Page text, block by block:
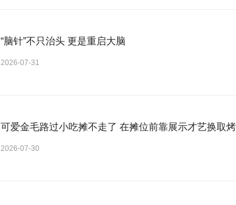
“脑针”不只治头 更是重启大脑
2026-07-31
可爱金毛路过小吃摊不走了 在摊位前靠展示才艺换取
2026-07-30